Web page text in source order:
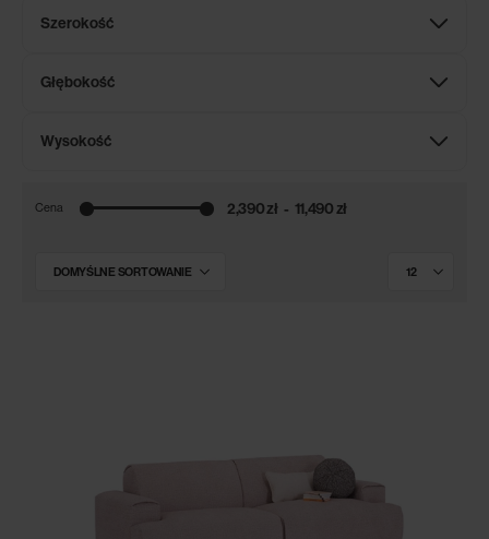
Szerokość
Głębokość
Wysokość
Cena 2,390 zł 11,490 zł